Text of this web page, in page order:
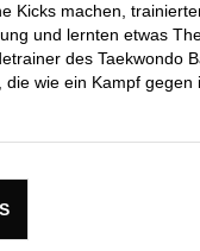
Kicks machen,
und lernten etwas
des Taekwondo
die wie ein Kampf